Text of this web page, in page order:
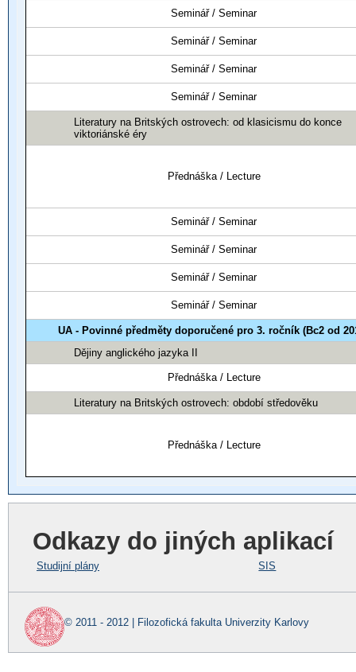
Seminář / Seminar
Seminář / Seminar
Seminář / Seminar
Seminář / Seminar
Literatury na Britských ostrovech: od klasicismu do konce
viktoriánské éry
Přednáška / Lecture
Seminář / Seminar
Seminář / Seminar
Seminář / Seminar
Seminář / Seminar
UA - Povinné předměty doporučené pro 3. ročník (Bc2 od
Dějiny anglického jazyka II
Přednáška / Lecture
Literatury na Britských ostrovech: období středověku
Přednáška / Lecture
Odkazy do jiných aplikací
Studijní plány SIS
© 2011 - 2012 | Filozofická fakulta Univerzity Karlovy